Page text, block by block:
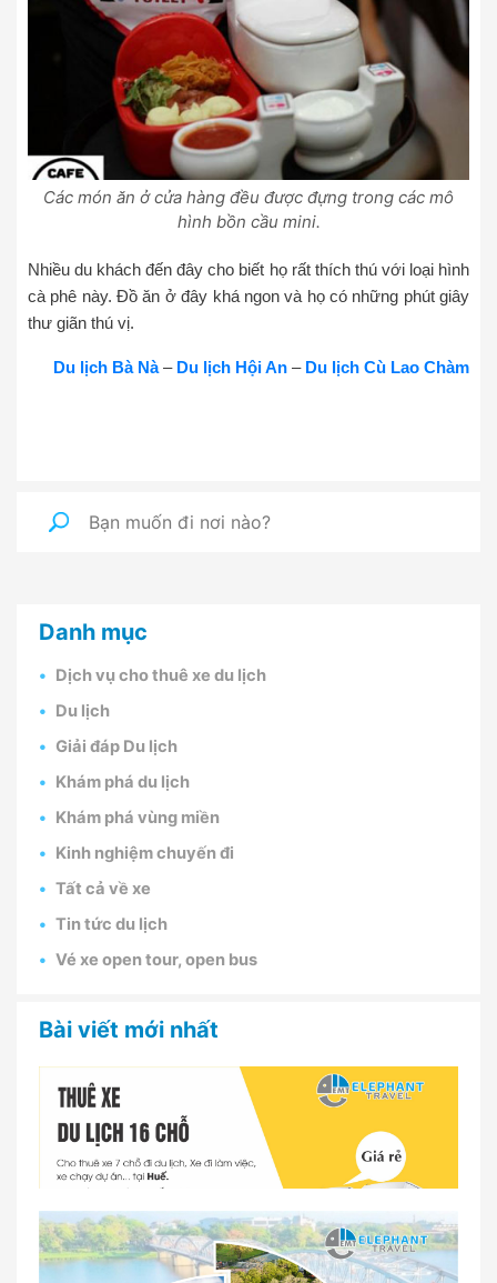
Các món ăn ở cửa hàng đều được đựng trong các mô
hình bồn cầu mini.
Nhiều du khách đến đây cho biết họ rất thích thú với loại hình
cà phê này. Đồ ăn ở đây khá ngon và họ có những phút giây
thư giãn thú vị.
Du lịch Bà Nà– Du lịch Hội An – Du lịch Cù Lao Chàm
Danh mục
Dịch vụ cho thuê xe du lịch
Du lịch
Giải đáp Du lịch
Khám phá du lịch
Khám phá vùng miền
Kinh nghiệm chuyến đi
Tất cả về xe
Tin tức du lịch
Vé xe open tour, open bus
Bài viết mới nhất